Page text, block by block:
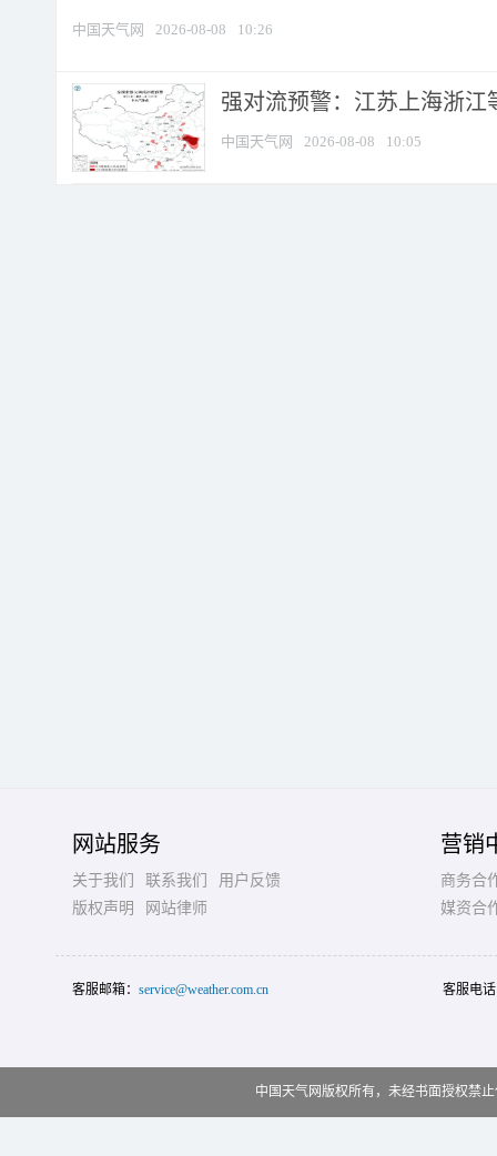
中国天气网 2026-08-08 10:26
强对流预警：江苏上海浙江
中国天气网 2026-08-08 10:05
网站服务
关于我们 联系我们
用户反馈
版权声明
网站律师
营销
商务合
媒资合
客服邮箱： service@weather.com.cn 客服电
中国天气网版权所有，未经书面授权